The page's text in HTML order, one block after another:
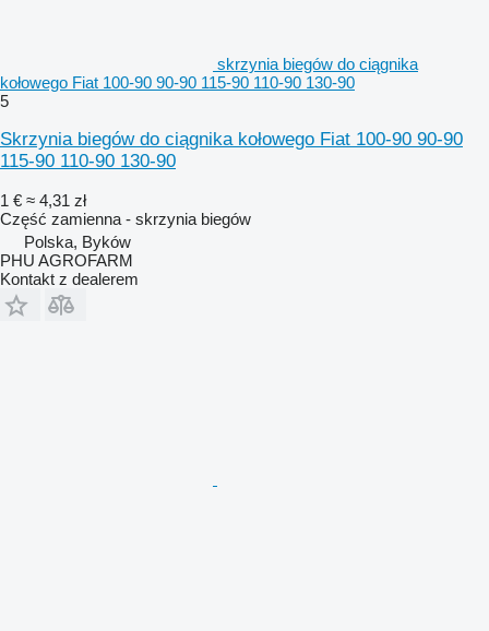
skrzynia biegów do ciągnika
kołowego Fiat 100-90 90-90 115-90 110-90 130-90
5
Skrzynia biegów do ciągnika kołowego Fiat 100-90 90-90
115-90 110-90 130-90
1 € ≈ 4,31 zł
Część zamienna - skrzynia biegów
Polska, Byków
PHU AGROFARM
Kontakt z dealerem